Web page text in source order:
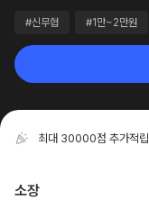
#신무협 #1만~2만원
최대 30000점 추가적립
소장